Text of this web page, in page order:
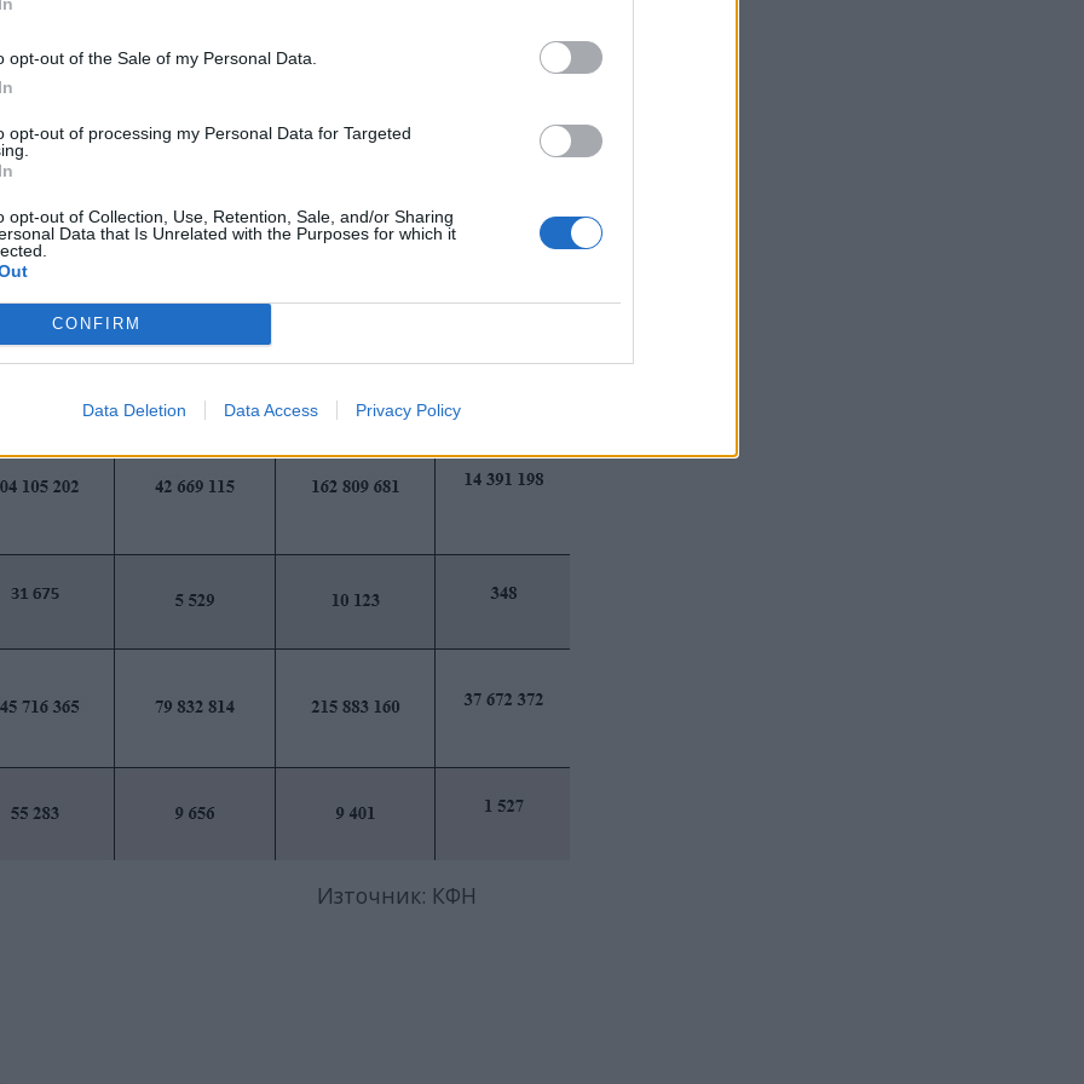
opt-out of the Sale of my Personal Data.
opt-out of processing my Personal Data for Targeted
opt-out of Collection, Use, Retention, Sale, and/or Sharing
Data that Is Unrelated with the Purposes for which it
CONFIRM
Data Deletion Data Access Privacy Policy
лв.; товарни автомобили с допустима максимална
влекачи - 215 883 160 лв., и моторни превозни
- 37 672 372 лв.
и неимуществени вреди към края на трето
и товарни автомобили с допустима
автомобили с допустима максимална маса над 5 тона и
и моторни превозни средства, различни от
КФН